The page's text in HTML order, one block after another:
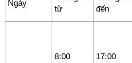
Ngày
từ
đến
8:00 17:00